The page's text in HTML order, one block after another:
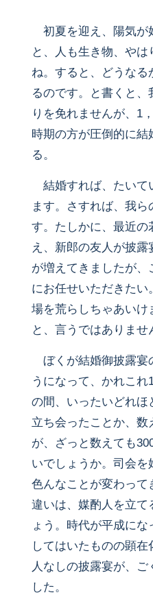
初夏を迎え、陽気が
と、人も生き物、や
ね。すると、どうな
るのです。と書くと、
りを免れませんが、1
時期の方が圧倒的に結
る。
結婚すれば、たいて
ます。さすれば、我
す。たしかに、最近の
え、新郎の友人が披露
が増えてきましたが、
にお任せいただきた
場を荒らしちゃあいけ
と、言うではありませ
ぼくが結婚御披露宴
うになって、かれこ
の間、いったいどれほ
立ち会ったことか、
が、ざっと数えても
いでしょうか。司会を
色んなことが変わって
違いは、媒酌人を立て
ょう。時代が平成に
してはいたものの顕
人なしの披露宴が、ご
した。